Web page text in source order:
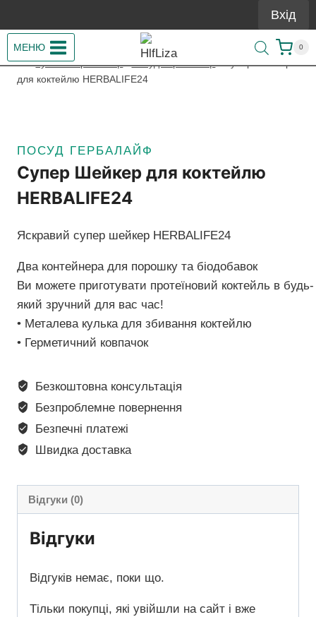
до
вмісту
Вхід
МЕНЮ 0
/ Купити Гербалайф / Посуд Гербалайф / Супер Шейкер
для коктейлю HERBALIFE24
ПОСУД ГЕРБАЛАЙФ
Супер Шейкер для коктейлю
HERBALIFE24
Яскравий супер шейкер HERBALIFE24
Два контейнера для порошку та біодобавок
Ви можете приготувати протеїновий коктейль в будь-
який зручний для вас час!
• Металева кулька для збивання коктейлю
• Герметичний ковпачок
Безкоштовна консультація
Безпроблемне повернення
Безпечні платежі
Швидка доставка
Відгуки (0)
Відгуки
Відгуків немає, поки що.
Тільки покупці, які увійшли на сайт і вже